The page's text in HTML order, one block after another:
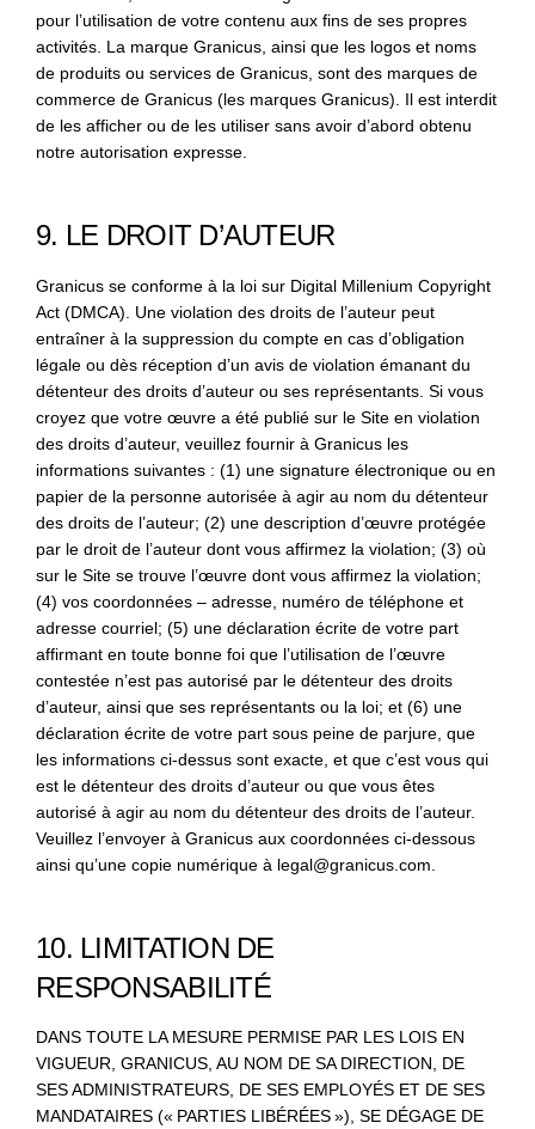
pour l’utilisation de votre contenu aux fins de ses propres
activités. La marque Granicus, ainsi que les logos et noms
de produits ou services de Granicus, sont des marques de
commerce de Granicus (les marques Granicus). Il est interdit
de les afficher ou de les utiliser sans avoir d’abord obtenu
notre autorisation expresse.
9. LE DROIT D’AUTEUR
Granicus se conforme à la loi sur Digital Millenium Copyright
Act (DMCA). Une violation des droits de l’auteur peut
entraîner à la suppression du compte en cas d’obligation
légale ou dès réception d’un avis de violation émanant du
détenteur des droits d’auteur ou ses représentants. Si vous
croyez que votre œuvre a été publié sur le Site en violation
des droits d’auteur, veuillez fournir à Granicus les
informations suivantes : (1) une signature électronique ou en
papier de la personne autorisée à agir au nom du détenteur
des droits de l’auteur; (2) une description d’œuvre protégée
par le droit de l’auteur dont vous affirmez la violation; (3) où
sur le Site se trouve l’œuvre dont vous affirmez la violation;
(4) vos coordonnées – adresse, numéro de téléphone et
adresse courriel; (5) une déclaration écrite de votre part
affirmant en toute bonne foi que l’utilisation de l’œuvre
contestée n’est pas autorisé par le détenteur des droits
d’auteur, ainsi que ses représentants ou la loi; et (6) une
déclaration écrite de votre part sous peine de parjure, que
les informations ci-dessus sont exacte, et que c’est vous qui
est le détenteur des droits d’auteur ou que vous êtes
autorisé à agir au nom du détenteur des droits de l’auteur.
Veuillez l’envoyer à Granicus aux coordonnées ci-dessous
ainsi qu’une copie numérique à legal@granicus.com.
10. LIMITATION DE
RESPONSABILITÉ
DANS TOUTE LA MESURE PERMISE PAR LES LOIS EN
VIGUEUR, GRANICUS, AU NOM DE SA DIRECTION, DE
SES ADMINISTRATEURS, DE SES EMPLOYÉS ET DE SES
MANDATAIRES (« PARTIES LIBÉRÉES »), SE DÉGAGE DE